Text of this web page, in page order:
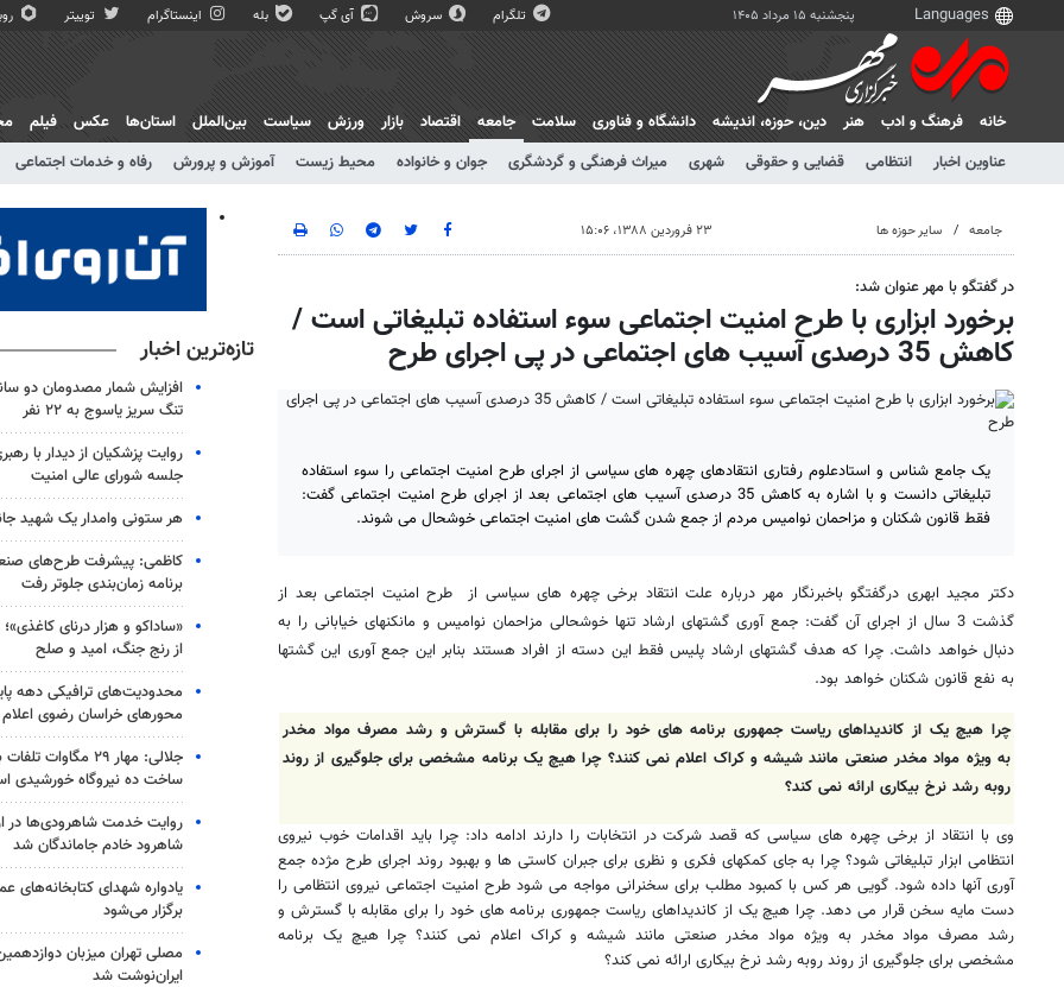
پنجشنبه ۱۵ مرداد ۱۴۰۵ تلگرام سروش آی گپ بله اینستاگرام توییتر
خانه فرهنگ و ادب هنر دين، حوزه، انديشه دانشگاه و فناوری سلامت
جامعه
عناوین اخبار
انتظامی قضایی و حقوقی شهری میراث فرهنگی و گردشگری جوان و خانواده محیط زیست آموزش و پرورش رفاه و خدمات اجتماعی
اقتصاد بازار ورزش سیاست بین‌الملل استان‌ها عکس فیلم
جامعه سایر حوزه ها ۲۳ فروردین ۱۳۸۸، ۱۵:۰۶
در گفتگو با مهر عنوان شد:
برخورد ابزاری با طرح امنیت اجتماعی سوء استفاده تبلیغاتی است /
کاهش 35 درصدی آسیب های اجتماعی در پی اجرای طرح
یک جامع شناس و استادعلوم رفتاری انتقادهای چهره های سیاسی از اجرای طرح امنیت اجتماعی را سوء استفاده
تبلیغاتی دانست و با اشاره به کاهش 35 درصدی آسیب های اجتماعی بعد از اجرای طرح امنیت اجتماعی گفت:
فقط قانون شکنان و مزاحمان نوامیس مردم از جمع شدن گشت های امنیت اجتماعی خوشحال می شوند.
دکتر مجید ابهری درگفتگو باخبرنگار مهر درباره علت انتقاد برخی چهره های سیاسی از طرح امنیت اجتماعی بعد از
گذشت 3 سال از اجرای آن گفت: جمع آوری گشتهای ارشاد تنها خوشحالی مزاحمان نوامیس و مانکنهای خیابانی را به
دنبال خواهد داشت. چرا که هدف گشتهای ارشاد پلیس فقط این دسته از افراد هستند بنابر این جمع آوری این گشتها
به نفع قانون شکنان خواهد بود.
چرا هیچ یک از کاندیداهای ریاست جمهوری برنامه های خود را برای مقابله با گسترش و رشد مصرف مواد مخدر
به ویژه مواد مخدر صنعتی مانند شیشه و کراک اعلام نمی کنند؟ چرا هیچ یک برنامه مشخصی برای جلوگیری از روند
روبه رشد نرخ بیکاری ارائه نمی کند؟
وی با انتقاد از برخی چهره های سیاسی که قصد شرکت در انتخابات را دارند ادامه داد: چرا باید اقدامات خوب نیروی
انتظامی ابزار تبلیغاتی شود؟ چرا به جای کمکهای فکری و نظری برای جبران کاستی ها و بهبود روند اجرای طرح مژده جمع
آوری آنها داده شود. گویی هر کس با کمبود مطلب برای سخنرانی مواجه می شود طرح امنیت اجتماعی نیروی انتظامی را
دست مایه سخن قرار می دهد. چرا هیچ یک از کاندیداهای ریاست جمهوری برنامه های خود را برای مقابله با گسترش و
رشد مصرف مواد مخدر به ویژه مواد مخدر صنعتی مانند شیشه و کراک اعلام نمی کنند؟ چرا هیچ یک برنامه
مشخصی برای جلوگیری از روند روبه رشد نرخ بیکاری ارائه نمی کند؟
تازه‌ترین اخبار
افزایش شمار مصدومان دو
تنگ سریز یاسوج به ۲۲ نفر
روایت پزشکیان از دیدار با
جلسه شورای عالی امنیت
هر ستونی وامدار یک شهید
کاظمی: پیشرفت طرح‌های
برنامه زمان‌بندی جلوتر رفت
«ساداکو و هزار درنای
از رنج جنگ، امید و صلح
محدودیت‌های ترافیکی دهه
محورهای خراسان رضوی
جلالی: مهار ۲۹ مگاوات
ساخت ده نیروگاه خورشیدی
روایت خدمت شاهرودی‌ها در
شاهرود خادم جاماندگان شد
یادواره شهدای کتابخانه‌های
برگزار می‌شود
مصلی تهران میزبان
ایران‌نوشت شد